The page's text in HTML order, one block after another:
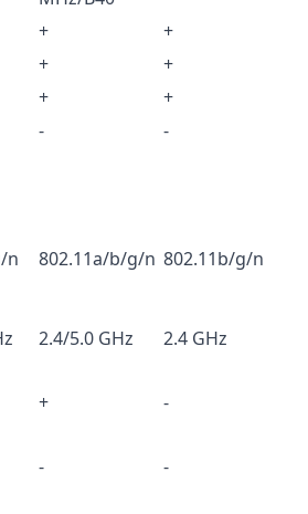
+
+
+
+
+
+
-
-
n 802.11a/b/g/n 802.11b/g/n
2.4/5.0 GHz
2.4 GHz
+
-
-
-